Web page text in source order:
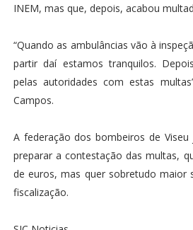
INEM, mas que, depois, acabou
“Quando as ambulâncias vão à
partir daí estamos tranquilos.
pelas autoridades com estas
Campos.
A federação dos bombeiros de
preparar a contestação das multas,
de euros, mas quer sobretudo maior
fiscalização.